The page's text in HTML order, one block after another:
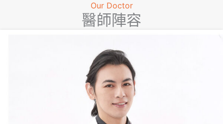
Our Doctor
醫師陣容